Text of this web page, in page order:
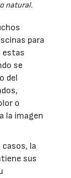
natural.
para
estas
se
del
o
la imagen
casos, la
sus